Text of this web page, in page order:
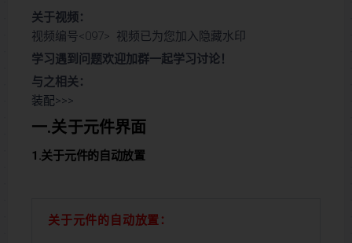
关于视频：
视频编号<097> 视频已为您加入隐藏水印
学习遇到问题欢迎加群一起学习讨论！
与之相关：
装配>>>
一.关于元件界面
1.关于元件的自动放置
关于元件的自动放置：